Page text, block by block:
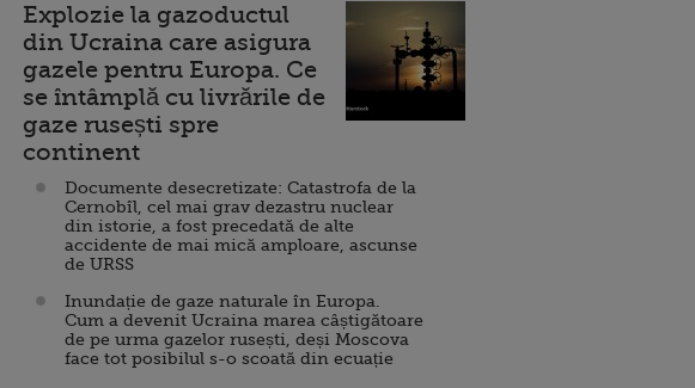
Explozie la gazoductul
din Ucraina care asigura
gazele pentru Europa. Ce
se întâmplă cu livrările de
gaze rusești spre
continent
Documente desecretizate: Catastrofa de la
Cernobîl, cel mai grav dezastru nuclear
din istorie, a fost precedată de alte
accidente de mai mică amploare, ascunse
de URSS
Inundație de gaze naturale în Europa.
Cum a devenit Ucraina marea câștigătoare
de pe urma gazelor rusești, deși Moscova
face tot posibilul s-o scoată din ecuație